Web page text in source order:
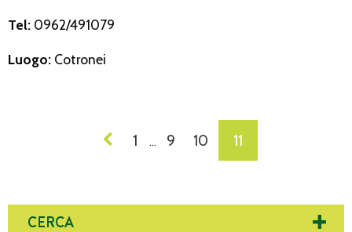
Tel: 0962/491079
Luogo: Cotronei
NAVIGAZIONE
1 … 9 10 11
CERCA